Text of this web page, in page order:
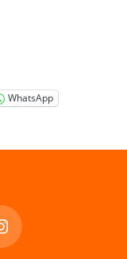
WhatsApp